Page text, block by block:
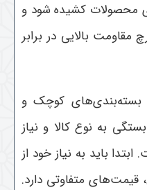
محصولات کشیده شود و
مقاومت بالایی در برابر
بسته‌بندی‌های کوچک و
به نوع کالا و نیاز
باید به نیاز خود از
قیمت‌های متفاوتی دارد.